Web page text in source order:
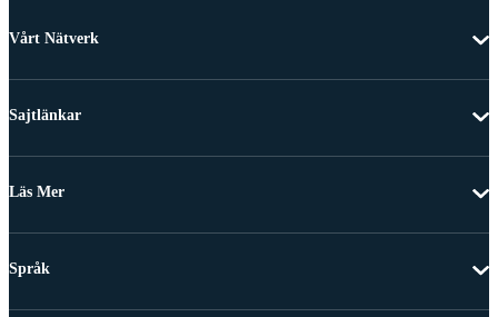
Vårt Nätverk
Sajtlänkar
Läs Mer
Språk